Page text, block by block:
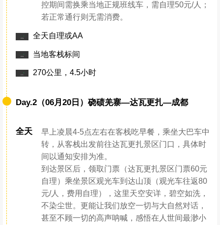
控期间需换乘当地正规班线车，需自理50元/人；
若正常通行则无需消费。
全天自理或AA
当地客栈标间
270公里，4.5小时
Day.2（06月20日）硗碛羌寨—达瓦更扎—成都
全天
早上凌晨4-5点左右在客栈吃早餐，乘坐大巴车中
转，从客栈出发前往达瓦更扎景区门口，具体时
间以通知安排为准。
到达景区后，领取门票（达瓦更扎景区门票60元
自理）乘坐景区观光车到达山顶（观光车往返80
元/人，费用自理），这里天空安详，碧空如洗，
不染尘世。更能让我们放空一切与大自然对话，
甚至不顾一切的高声呐喊，感悟在人世间最渺小